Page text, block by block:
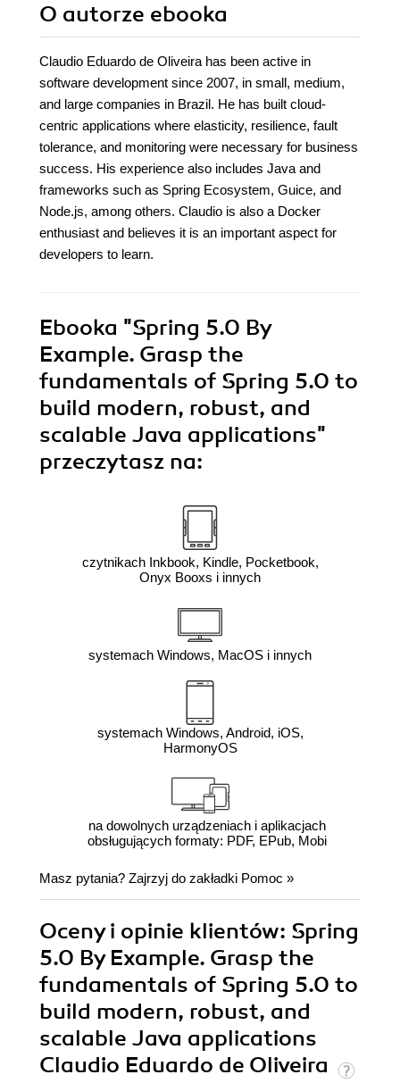
O autorze ebooka
Claudio Eduardo de Oliveira has been active in
software development since 2007, in small, medium,
and large companies in Brazil. He has built cloud-
centric applications where elasticity, resilience, fault
tolerance, and monitoring were necessary for business
success. His experience also includes Java and
frameworks such as Spring Ecosystem, Guice, and
Node.js, among others. Claudio is also a Docker
enthusiast and believes it is an important aspect for
developers to learn.
Ebooka "Spring 5.0 By
Example. Grasp the
fundamentals of Spring 5.0 to
build modern, robust, and
scalable Java applications"
przeczytasz na:
czytnikach Inkbook, Kindle, Pocketbook,
Onyx Booxs i innych
systemach Windows, MacOS i innych
systemach Windows, Android, iOS,
HarmonyOS
na dowolnych urządzeniach i aplikacjach
obsługujących formaty: PDF, EPub, Mobi
Masz pytania? Zajrzyj do zakładki Pomoc »
Oceny i opinie klientów: Spring
5.0 By Example. Grasp the
fundamentals of Spring 5.0 to
build modern, robust, and
scalable Java applications
Claudio Eduardo de Oliveira